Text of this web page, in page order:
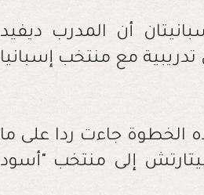
أن المدرب ديفيد
بيتارتش للمشاركة في 3 حصص تدريبية مع منتخب إسبانيا
الخطوة جاءت ردا على ما
إلى منتخب "أسود